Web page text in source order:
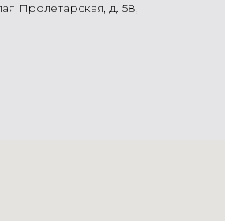
Пролетарская, д. 58,